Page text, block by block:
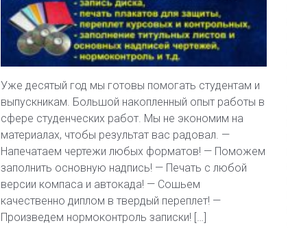
Уже десятый год мы готовы помогать студентам и
выпускникам. Большой накопленный опыт работы в
сфере студенческих работ. Мы не экономим на
материалах, чтобы результат вас радовал. —
Напечатаем чертежи любых форматов! — Поможем
заполнить основную надпись! — Печать с любой
версии компаса и автокада! — Сошьем
качественно диплом в твердый переплет! —
Произведем нормоконтроль записки! […]